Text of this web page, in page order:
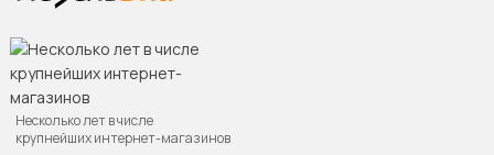
Несколько лет в числе
крупнейших интернет-магазинов